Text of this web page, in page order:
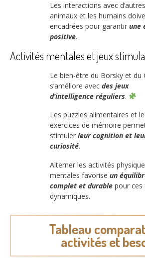
Les interactions avec d’autres
animaux et les humains
encadrées pour garantir une
positive.
Activités mentales et jeux
Le bien-être du Borsky et du
s’améliore avec des jeux
d’intelligence réguliers.
Les puzzles alimentaires et
exercices de mémoire
stimuler leur cognition et
curiosité.
Alterner les activités
mentales favorise un
complet et durable pour ces
dynamiques.
Tableau
activités et